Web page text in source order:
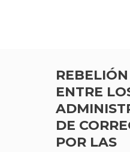
REBELIÓN
ENTRE
DE
POR LAS